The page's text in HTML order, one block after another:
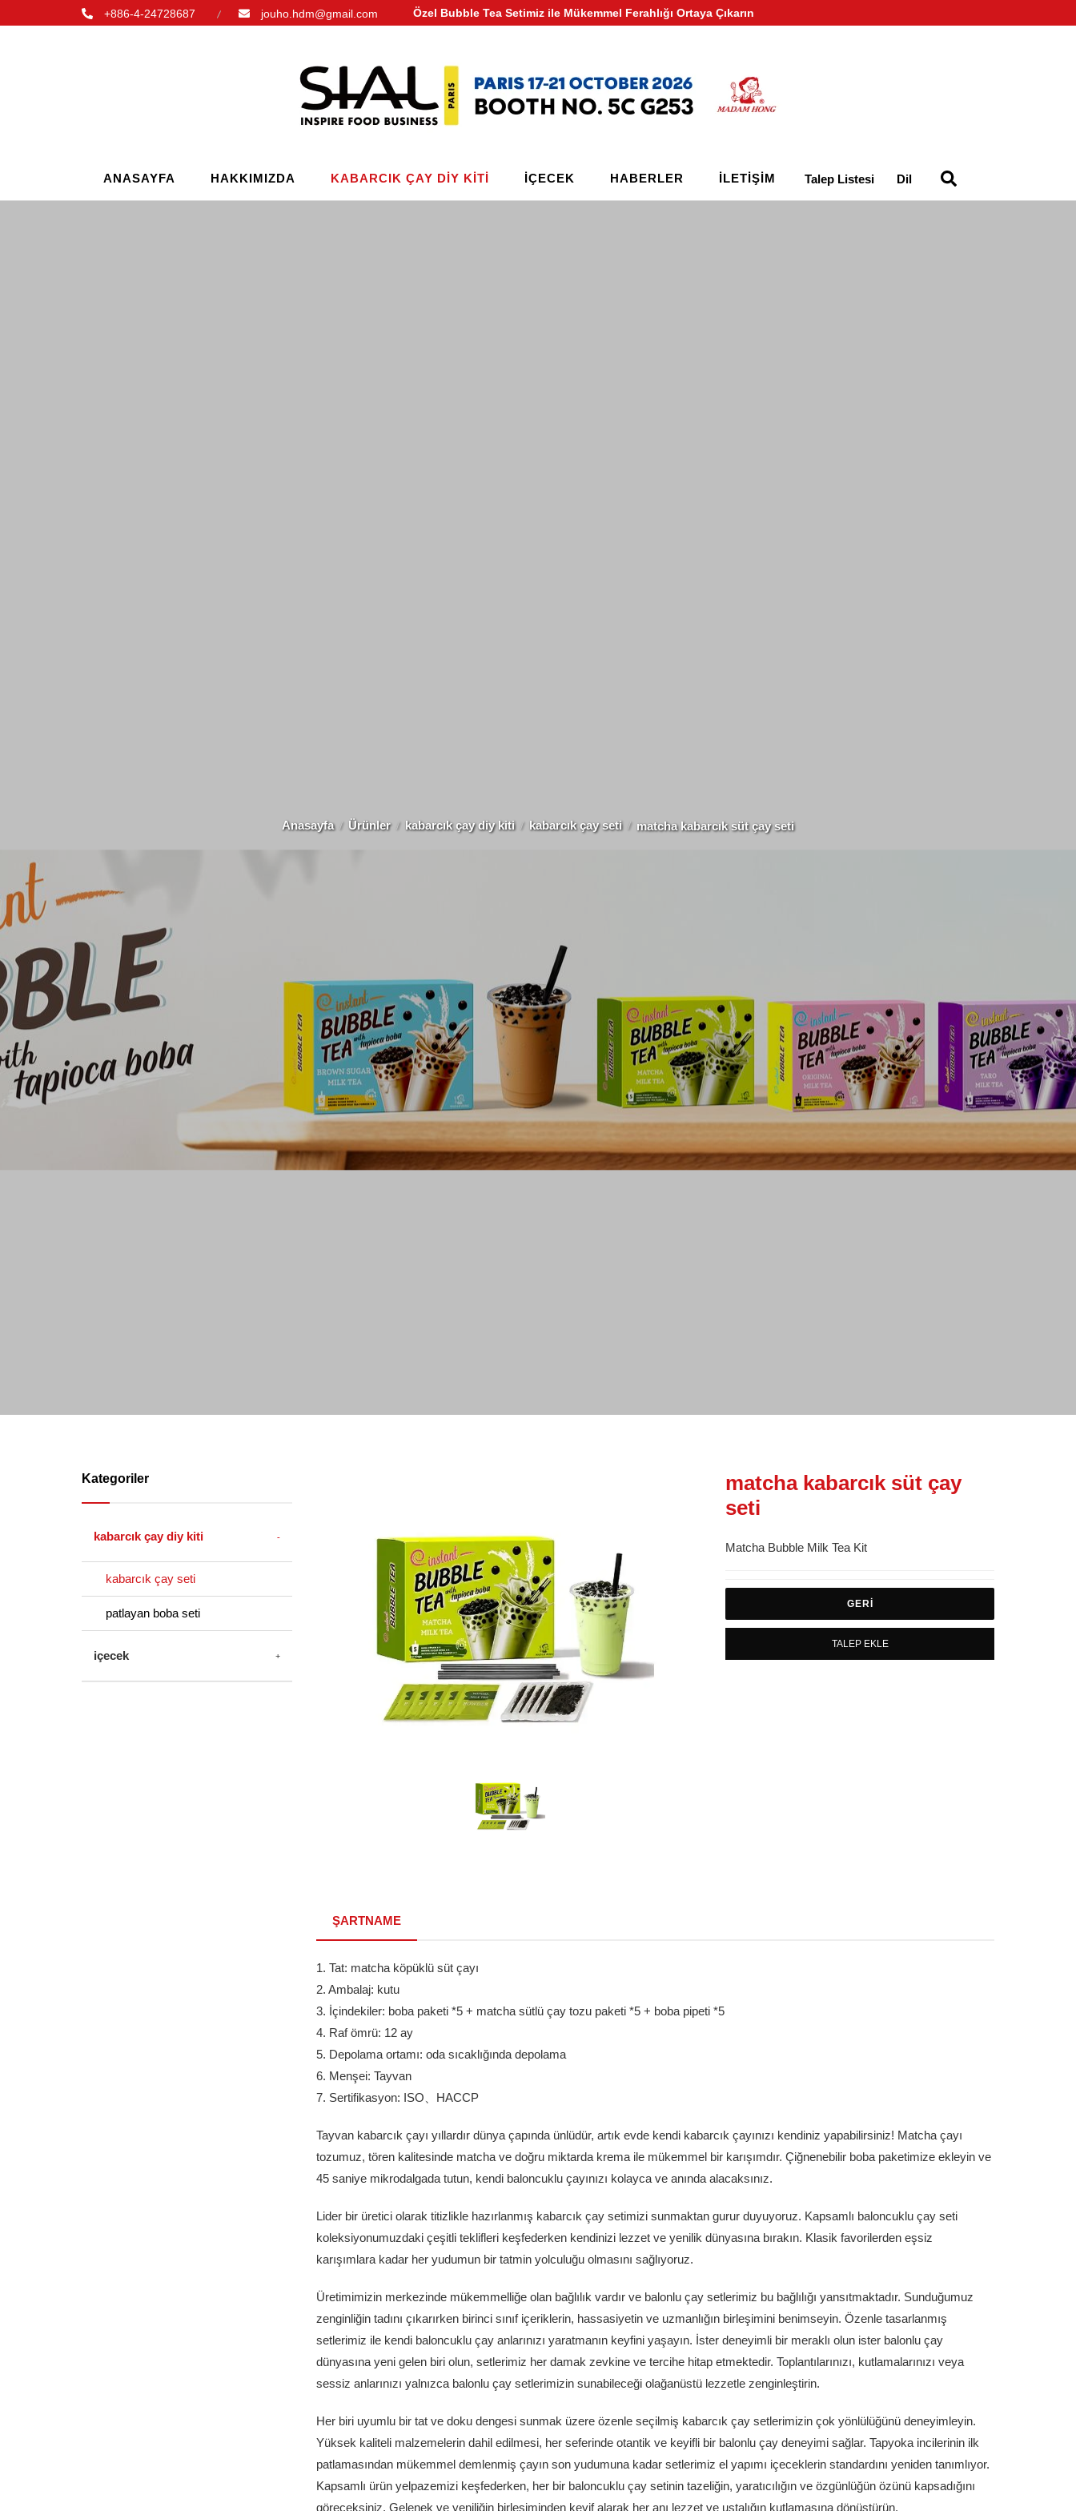
+886-4-24728687 jouho.hdm@gmail.com Özel Bubble Tea Setimiz ile Mükemmel Ferahlığı Ortaya Çıkarın
ANASAYFA HAKKIMIZDA KABARCIK ÇAY DIY KITI IÇECEK HABERLER İLETIŞIM Talep Listesi Dil
Anasayfa Ürünler kabarcık çay diy kiti kabarcık çay seti matcha kabarcık süt çay seti
Kategoriler
kabarcık çay diy kiti
kabarcık çay seti
patlayan boba seti
içecek
matcha kabarcık süt çay
seti
Matcha Bubble Milk Tea Kit
GERI
TALEP EKLE
ŞARTNAME
1. Tat: matcha köpüklü süt çayı
2. Ambalaj: kutu
3. İçindekiler: boba paketi *5 + matcha sütlü çay tozu paketi *5 + boba pipeti *5
4. Raf ömrü: 12 ay
5. Depolama ortamı: oda sıcaklığında depolama
6. Menşei: Tayvan
7. Sertifikasyon: ISO、HACCP
Tayvan kabarcık çayı yıllardır dünya çapında ünlüdür, artık evde kendi kabarcık çayınızı kendiniz yapabilirsiniz! Matcha çayı
tozumuz, tören kalitesinde matcha ve doğru miktarda krema ile mükemmel bir karışımdır. Çiğnenebilir boba paketimize ekleyin ve
45 saniye mikrodalgada tutun, kendi baloncuklu çayınızı kolayca ve anında alacaksınız.
Lider bir üretici olarak titizlikle hazırlanmış kabarcık çay setimizi sunmaktan gurur duyuyoruz. Kapsamlı baloncuklu çay seti
koleksiyonumuzdaki çeşitli teklifleri keşfederken kendinizi lezzet ve yenilik dünyasına bırakın. Klasik favorilerden eşsiz
karışımlara kadar her yudumun bir tatmin yolculuğu olmasını sağlıyoruz.
Üretimimizin merkezinde mükemmelliğe olan bağlılık vardır ve balonlu çay setlerimiz bu bağlılığı yansıtmaktadır. Sunduğumuz
zenginliğin tadını çıkarırken birinci sınıf içeriklerin, hassasiyetin ve uzmanlığın birleşimini benimseyin. Özenle tasarlanmış
setlerimiz ile kendi baloncuklu çay anlarınızı yaratmanın keyfini yaşayın. İster deneyimli bir meraklı olun ister balonlu çay
dünyasına yeni gelen biri olun, setlerimiz her damak zevkine ve tercihe hitap etmektedir. Toplantılarınızı, kutlamalarınızı veya
sessiz anlarınızı yalnızca balonlu çay setlerimizin sunabileceği olağanüstü lezzetle zenginleştirin.
Her biri uyumlu bir tat ve doku dengesi sunmak üzere özenle seçilmiş kabarcık çay setlerimizin çok yönlülüğünü deneyimleyin.
Yüksek kaliteli malzemelerin dahil edilmesi, her seferinde otantik ve keyifli bir balonlu çay deneyimi sağlar. Tapyoka incilerinin ilk
patlamasından mükemmel demlenmiş çayın son yudumuna kadar setlerimiz el yapımı içeceklerin standardını yeniden tanımlıyor.
Kapsamlı ürün yelpazemizi keşfederken, her bir baloncuklu çay setinin tazeliğin, yaratıcılığın ve özgünlüğün özünü kapsadığını
göreceksiniz. Gelenek ve yeniliğin birleşiminden keyif alarak her anı lezzet ve ustalığın kutlamasına dönüştürün.